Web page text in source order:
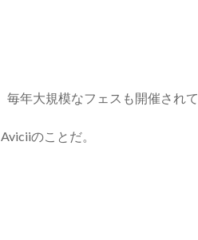
年大規模なフェスも開催されて
のことだ。